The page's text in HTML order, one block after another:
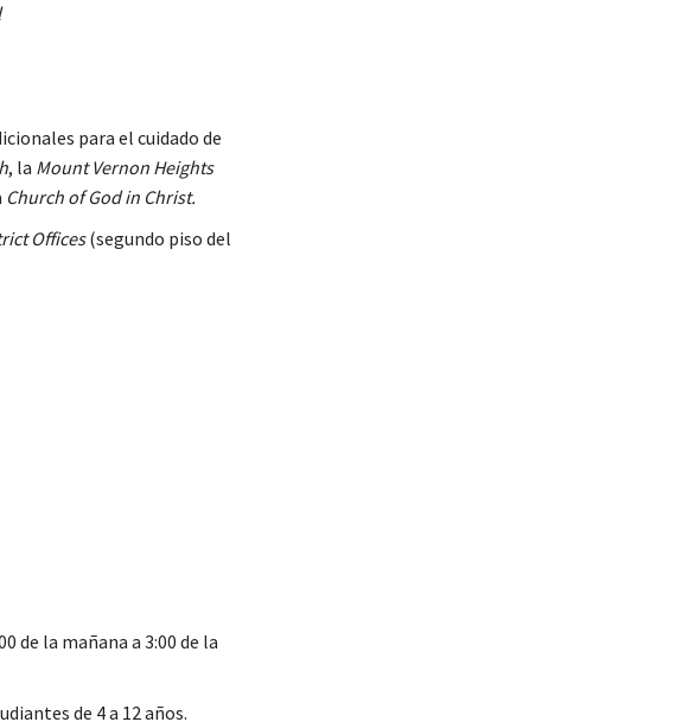
para el cuidado de
, la Mount Vernon Heights
Church of God in Christ.
Offices(segundo piso del
de la mañana a 3:00 de la
de 4 a 12 años.